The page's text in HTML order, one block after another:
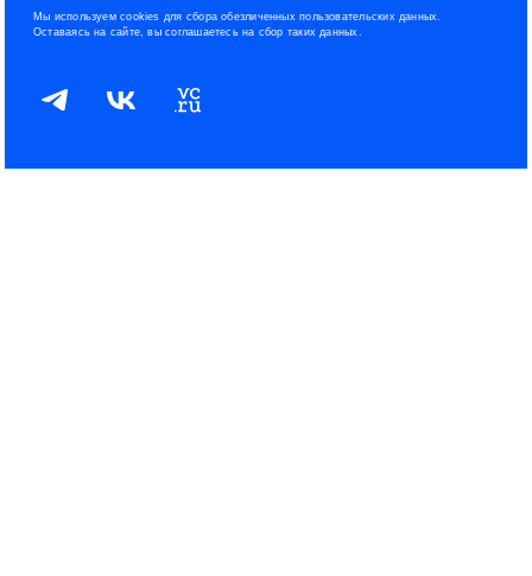
Мы используем cookies для сбора обезличенных пользовательских данных.
Оставаясь на сайте, вы соглашаетесь на сбор таких данных.